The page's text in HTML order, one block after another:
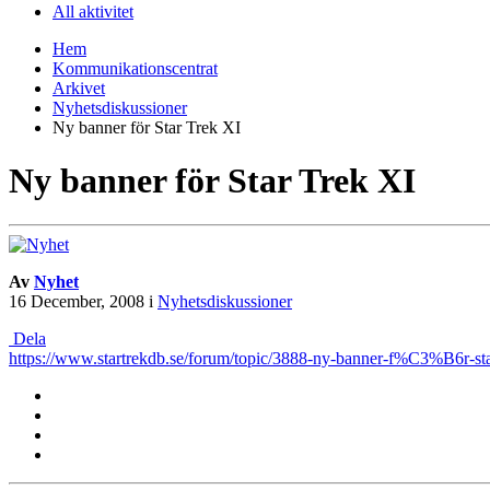
All aktivitet
Hem
Kommunikationscentrat
Arkivet
Nyhetsdiskussioner
Ny banner för Star Trek XI
Ny banner för Star Trek XI
Av Nyhet
16 December, 2008 i Nyhetsdiskussioner
Dela
https://www.startrekdb.se/forum/topic/3888-ny-banner-f%C3%B6r-